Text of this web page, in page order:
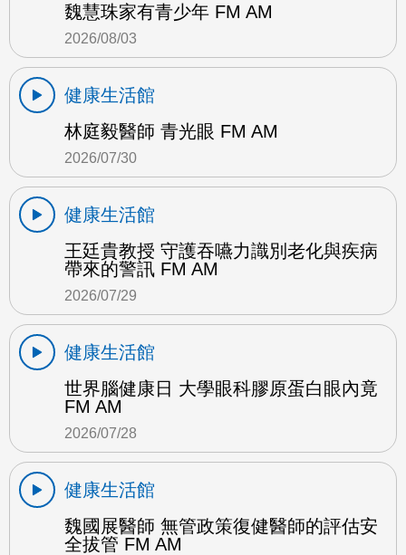
魏慧珠家有青少年 FM AM
2026/08/03
健康生活館
林庭毅醫師 青光眼 FM AM
2026/07/30
健康生活館
王廷貴教授 守護吞嚥力識別老化與疾病
帶來的警訊 FM AM
2026/07/29
健康生活館
世界腦健康日 大學眼科膠原蛋白眼內竟
FM AM
2026/07/28
健康生活館
魏國展醫師 無管政策復健醫師的評估安
全拔管 FM AM